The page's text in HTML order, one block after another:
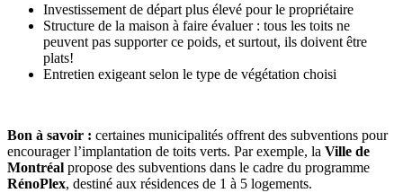
Investissement de départ plus élevé pour le propriétaire
Structure de la maison à faire évaluer : tous les toits ne
peuvent pas supporter ce poids, et surtout, ils doivent être
plats!
Entretien exigeant selon le type de végétation choisi
Bon à savoir : certaines municipalités offrent des subventions pour
encourager l’implantation de toits verts. Par exemple, la Ville de
Montréal propose des subventions dans le cadre du programme
RénoPlex, destiné aux résidences de 1 à 5 logements.